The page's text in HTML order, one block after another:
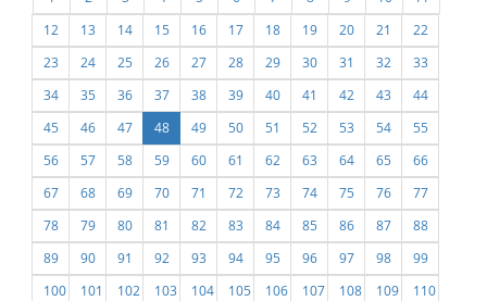
12
13 14 15 16 17 18 19 20 21
22
23
24 25 26 27 28 29 30 31 32
33
34
35 36 37 38 39 40 41 42 43
44
45
46 47 48 49 50 51 52 53 54
55
56
57 58 59 60 61 62 63 64 65
66
67
68 69 70 71 72 73 74 75 76
77
78
79 80 81 82 83 84 85 86 87
88
89
90 91 92 93 94 95 96 97 98
99
100
101 102 103 104 105 106 107 108 109
110